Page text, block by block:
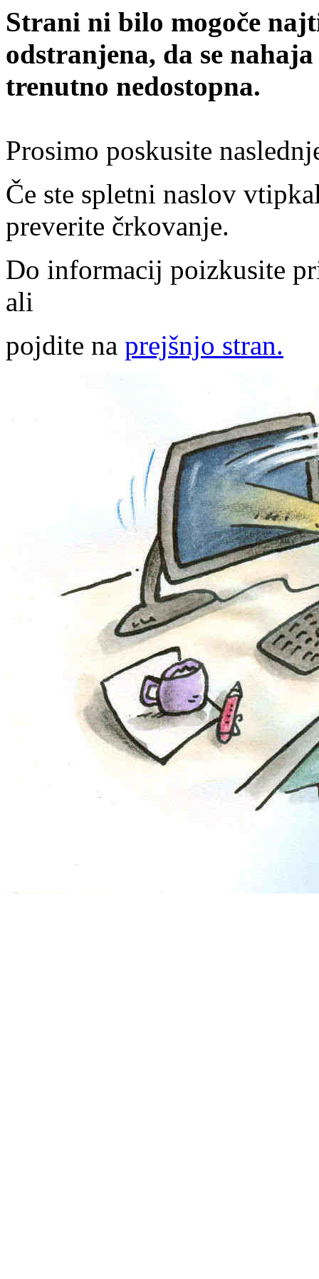
Strani ni bilo mogoče
odstranjena, da se
trenutno nedostopna.
Prosimo poskusite
Če ste spletni naslov
preverite črkovanje.
Do informacij poizkusite
ali
pojdite na prejšnjo stran.